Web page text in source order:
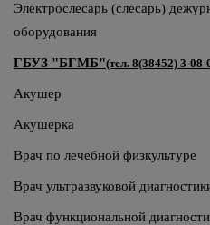
Электрослесарь (слесарь)
оборудования
ГБУЗ "БГМБ"(тел. 8(38452) 3-08-
Акушер
Акушерка
Врач по лечебной физкультуре
Врач ультразвуковой
Врач функциональной